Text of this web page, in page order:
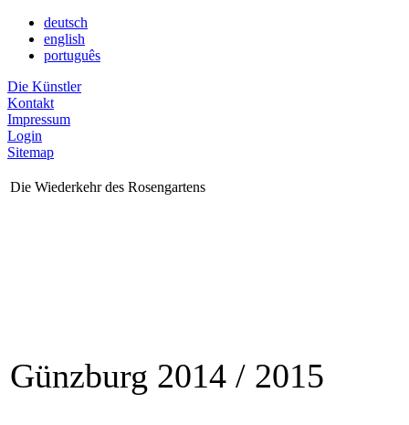
deutsch
english
português
Die Künstler
Kontakt
Impressum
Login
Sitemap
Die Wiederkehr des Rosengartens
Günzburg 2014 / 2015